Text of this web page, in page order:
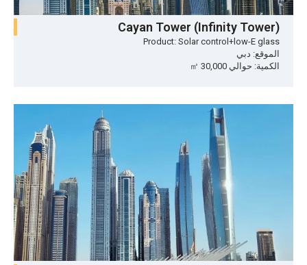
Cayan Tower (Infinity Tower)
Product: Solar control+low-E glass
الموقع: دبي
الكمية: حوالي 30,000 ㎡